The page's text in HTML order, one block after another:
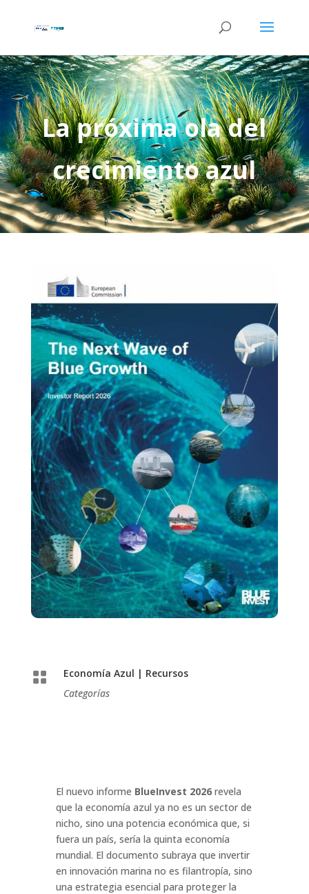
La próxima ola del
crecimiento azul
 Economía Azul | Recursos
Categorías
El nuevo informe BlueInvest 2026revela
que la economía azul ya no es un sector de
nicho, sino una potencia económica que, si
fuera un país, sería la quinta economía
mundial. El documento subraya que invertir
en innovación marina no es filantropía, sino
una estrategia esencial para proteger la